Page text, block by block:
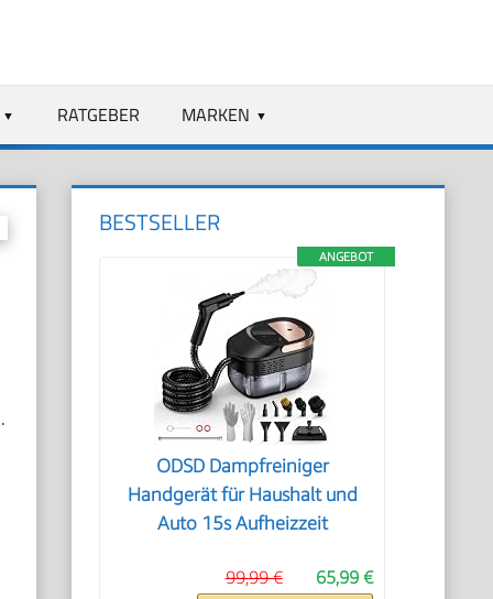
RATGEBER MARKEN
BESTSELLER
ANGEBOT
ODSD Dampfreiniger
Handgerät für Haushalt und
Auto 15s Aufheizzeit
65,99 €
99,99 €